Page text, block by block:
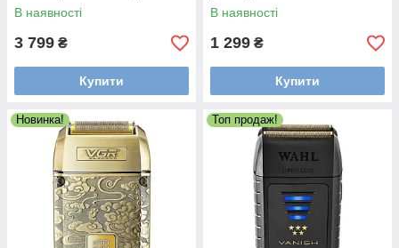
В наявності
3 799 ₴
Купити
В наявності
1 299 ₴
Купити
Новинка! Топ продаж!